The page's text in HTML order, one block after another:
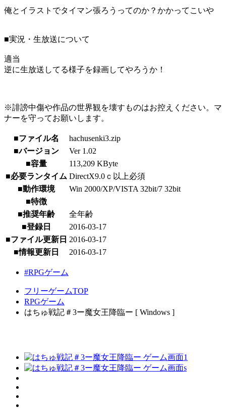
俺とイラストでタイマン張ろうってのか？かかってこいや
■実況・生放送について
適当
逆に生放送してる様子を録画してやろうか！
※誹謗中傷や作品の世界観を壊すものはお控えください。マ
ナーを守ってお願いします。
■ファイル名
hachusenki3.zip
■バージョン
Ver 1.02
■容量
113,209 KByte
■必要ランタイム DirectX9.0ｃ以上必須
■動作環境
Win 2000/XP/VISTA 32bit/7 32bit
■特徴
■推奨年齢
全年齢
■登録日
2016-03-17
■ファイル更新日 2016-03-17
■情報更新日
2016-03-17
#RPGゲーム
フリーゲームTOP
RPGゲーム
はちゅ戦記＃3ー魔女王降臨ー [ Windows ]